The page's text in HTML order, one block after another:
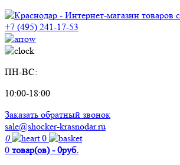
+7 (495) 241-17-53
ПН-ВС:
10:00-18:00
Заказать обратный звонок
sale@shocker-krasnodar.ru
0
0
0 товар(ов) - 0руб.